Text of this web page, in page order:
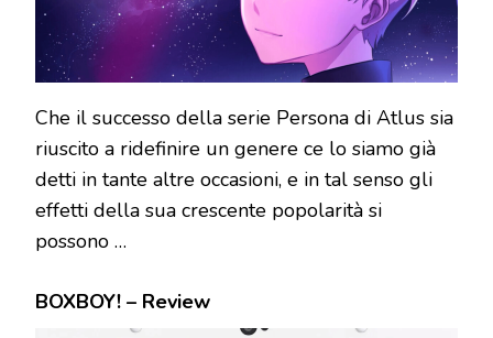
Che il successo della serie Persona di Atlus sia
riuscito a ridefinire un genere ce lo siamo già
detti in tante altre occasioni, e in tal senso gli
effetti della sua crescente popolarità si
possono …
BOXBOY! – Review